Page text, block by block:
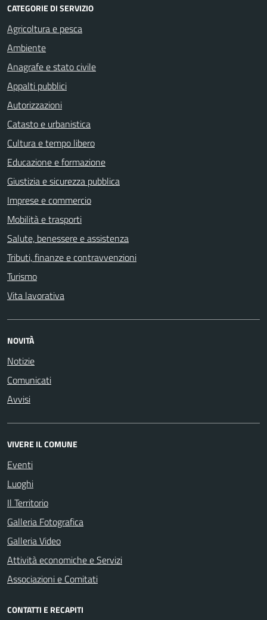
CATEGORIE DI SERVIZIO
Agricoltura e pesca
Ambiente
Anagrafe e stato civile
Appalti pubblici
Autorizzazioni
Catasto e urbanistica
Cultura e tempo libero
Educazione e formazione
Giustizia e sicurezza pubblica
Imprese e commercio
Mobilità e trasporti
Salute, benessere e assistenza
Tributi, finanze e contravvenzioni
Turismo
Vita lavorativa
NOVITÀ
Notizie
Comunicati
Avvisi
VIVERE IL COMUNE
Eventi
Luoghi
Il Territorio
Galleria Fotografica
Galleria Video
Attività economiche e Servizi
Associazioni e Comitati
CONTATTI E RECAPITI